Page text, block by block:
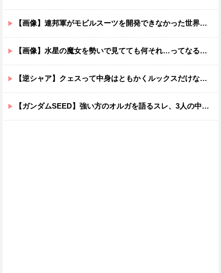
【画像】連邦軍がモビルスーツを開発できなかった世界線のガンダムｗｗｗｗｗｗｗ
【画像】水星の魔女を勢いで見てても何それ…ってなる部分ｗｗｗｗｗｗｗｗ
【逆シャア】クェスって中身はともかくルックスだけなら最高だな
【ガンダムSEED】強い方のオルガを語るスレ、3人の中でも強化は一番されてない方